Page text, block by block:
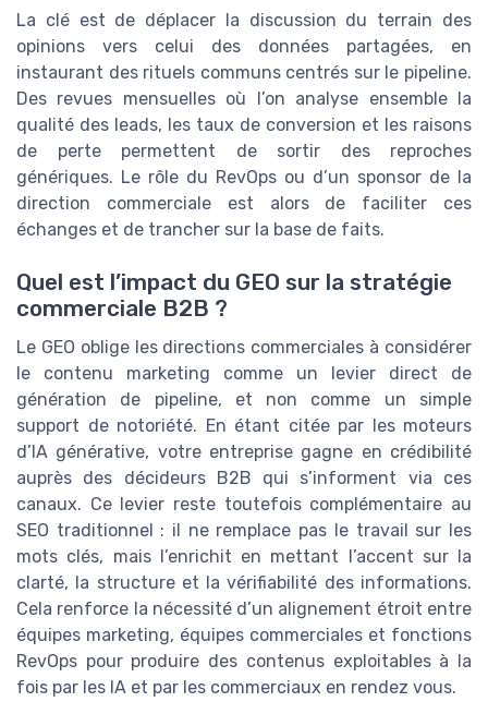
La clé est de déplacer la discussion du terrain des
opinions vers celui des données partagées, en
instaurant des rituels communs centrés sur le pipeline.
Des revues mensuelles où l’on analyse ensemble la
qualité des leads, les taux de conversion et les raisons
de perte permettent de sortir des reproches
génériques. Le rôle du RevOps ou d’un sponsor de la
direction commerciale est alors de faciliter ces
échanges et de trancher sur la base de faits.
Quel est l’impact du GEO sur la stratégie
commerciale B2B ?
Le GEO oblige les directions commerciales à considérer
le contenu marketing comme un levier direct de
génération de pipeline, et non comme un simple
support de notoriété. En étant citée par les moteurs
d’IA générative, votre entreprise gagne en crédibilité
auprès des décideurs B2B qui s’informent via ces
canaux. Ce levier reste toutefois complémentaire au
SEO traditionnel : il ne remplace pas le travail sur les
mots clés, mais l’enrichit en mettant l’accent sur la
clarté, la structure et la vérifiabilité des informations.
Cela renforce la nécessité d’un alignement étroit entre
équipes marketing, équipes commerciales et fonctions
RevOps pour produire des contenus exploitables à la
fois par les IA et par les commerciaux en rendez vous.